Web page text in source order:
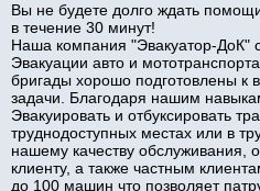
Вы не будете долго ждать
в течение 30 минут!
Наша компания "Эвакуатор-ДоК"
Эвакуации авто и
бригады хорошо подготовлены к
задачи. Благодаря нашим
Эвакуировать и отбуксировать
труднодоступных местах или в
нашему качеству обслуживания,
клиенту, а также частным
до 100 машин что позволяет